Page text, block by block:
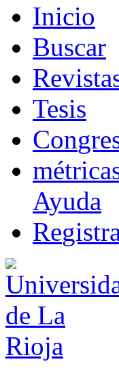
Inicio
Buscar
R
Tesis
Con
m
Ayuda
Re